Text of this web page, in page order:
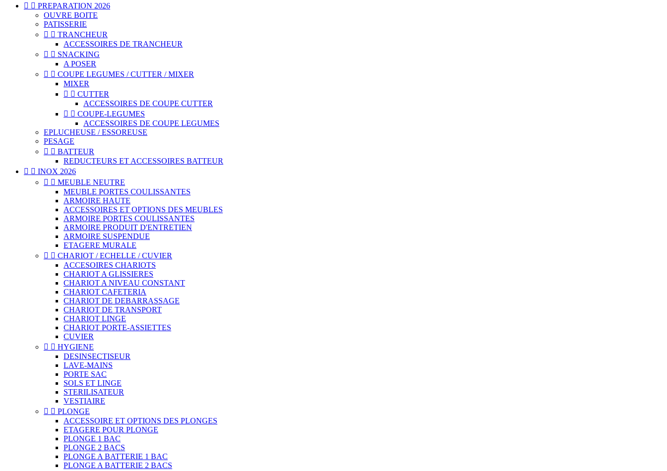
  PREPARATION 2026
OUVRE BOITE
PATISSERIE
  TRANCHEUR
ACCESSOIRES DE TRANCHEUR
  SNACKING
A POSER
  COUPE LEGUMES / CUTTER / MIXER
MIXER
  CUTTER
ACCESSOIRES DE COUPE CUTTER
  COUPE-LEGUMES
ACCESSOIRES DE COUPE LEGUMES
EPLUCHEUSE / ESSOREUSE
PESAGE
  BATTEUR
REDUCTEURS ET ACCESSOIRES BATTEUR
  INOX 2026
  MEUBLE NEUTRE
MEUBLE PORTES COULISSANTES
ARMOIRE HAUTE
ACCESSOIRES ET OPTIONS DES MEUBLES
ARMOIRE PORTES COULISSANTES
ARMOIRE PRODUIT D'ENTRETIEN
ARMOIRE SUSPENDUE
ETAGERE MURALE
  CHARIOT / ECHELLE / CUVIER
ACCESOIRES CHARIOTS
CHARIOT A GLISSIERES
CHARIOT A NIVEAU CONSTANT
CHARIOT CAFETERIA
CHARIOT DE DEBARRASSAGE
CHARIOT DE TRANSPORT
CHARIOT LINGE
CHARIOT PORTE-ASSIETTES
CUVIER
  HYGIENE
DESINSECTISEUR
LAVE-MAINS
PORTE SAC
SOLS ET LINGE
STERILISATEUR
VESTIAIRE
  PLONGE
ACCESSOIRE ET OPTIONS DES PLONGES
ETAGERE POUR PLONGE
PLONGE 1 BAC
PLONGE 2 BACS
PLONGE A BATTERIE 1 BAC
PLONGE A BATTERIE 2 BACS